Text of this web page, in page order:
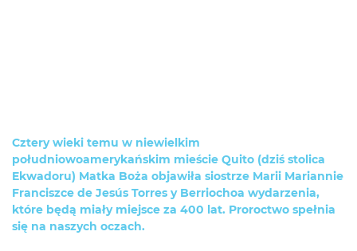
Cztery wieki temu w niewielkim
południowoamerykańskim mieście Quito (dziś stolica
Ekwadoru) Matka Boża objawiła siostrze Marii Mariannie
Franciszce de Jesús Torres y Berriochoa wydarzenia,
które będą miały miejsce za 400 lat. Proroctwo spełnia
się na naszych oczach.